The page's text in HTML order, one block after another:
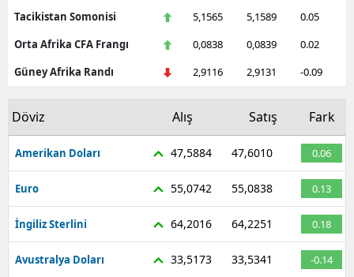
Tacikistan Somonisi
5,1565 5,1589
0.05
Orta Afrika CFA Frangı
0,0838 0,0839
0.02
Güney Afrika Randı
2,9116 2,9131 -0.09
Döviz Alış Satış Fark
Amerikan Doları 47,5884 47,6010 0.06
Euro 55,0742 55,0838 0.13
İngiliz Sterlini 64,2016 64,2251 0.18
Avustralya Doları 33,5173 33,5341 -0.14